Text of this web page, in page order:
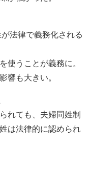
法律で義務化される
使うことが義務に。
響も大きい。
れても、夫婦同姓制
は法律的に認められ